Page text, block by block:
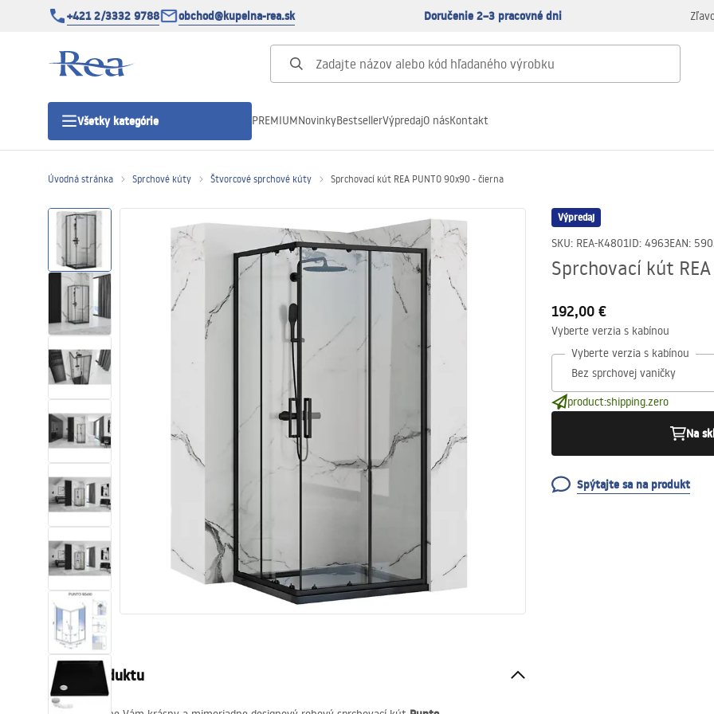
+421 2/3332 9788 obchod@kupelna-rea.sk Doručenie 2–3 pracovné dni
Všetky kategórie
Sprchové dvere
Sprchové vaničky
Sprchové žľaby
Sanitárna keramika
Umývadlá
Vaňa so zástenou
Batérie
Sprchy
Kuchyňa
Kúpeľňové doplnky a nábytok
PREMIUMNovinkyBestsellerVýpredajO násKontakt
Úvodná stránka Sprchové kúty Štvorcové sprchové kúty Sprchovací kút REA PUNTO 90x90 - čierna
Výpredaj
SKU: REA-K4801ID: 4963EAN:
Sprchovací kút
192,00 €
Vyberte verzia s kabínou
Vyberte verzia s kabínou
product:shipping.zero
Na
Spýtajte sa na produkt
Popis produktu